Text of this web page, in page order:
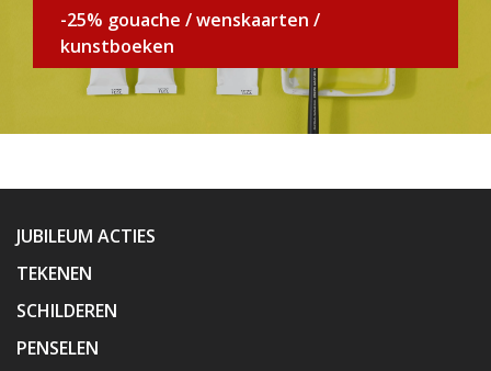
-25% gouache / wenskaarten /
kunstboeken
JUBILEUM ACTIES
TEKENEN
SCHILDEREN
PENSELEN